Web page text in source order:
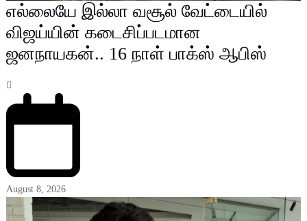
எல்லையே இல்லா வசூல் வேட்டையில்
விஜய்யின் கடைசிப்படமான
ஜனநாயகன்.. 16 நாள் பாக்ஸ் ஆபிஸ்
August 8, 2026